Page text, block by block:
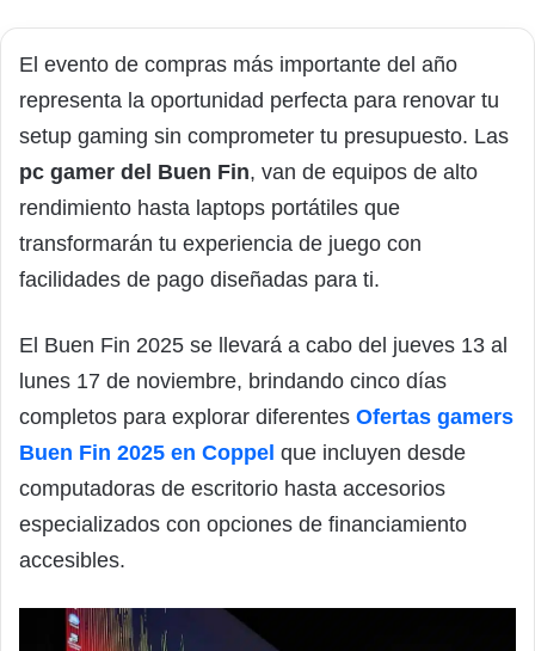
El evento de compras más importante del año
representa la oportunidad perfecta para renovar tu
setup gaming sin comprometer tu presupuesto. Las
pc gamer del Buen Fin, van de equipos de alto
rendimiento hasta laptops portátiles que
transformarán tu experiencia de juego con
facilidades de pago diseñadas para ti.
El Buen Fin 2025 se llevará a cabo del jueves 13 al
lunes 17 de noviembre, brindando cinco días
completos para explorar diferentes Ofertas gamers
Buen Fin 2025 en Coppel que incluyen desde
computadoras de escritorio hasta accesorios
especializados con opciones de financiamiento
accesibles.